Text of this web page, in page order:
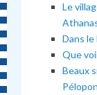
Le
Dans
Que
Beaux